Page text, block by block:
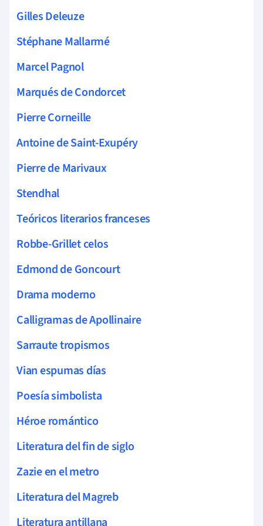
Gilles Deleuze
Stéphane Mallarmé
Marcel Pagnol
Marqués de Condorcet
Pierre Corneille
Antoine de Saint-Exupéry
Pierre de Marivaux
Stendhal
Teóricos literarios franceses
Robbe-Grillet celos
Edmond de Goncourt
Drama moderno
Calligramas de Apollinaire
Sarraute tropismos
Vian espumas días
Poesía simbolista
Héroe romántico
Literatura del fin de siglo
Zazie en el metro
Literatura del Magreb
Literatura antillana